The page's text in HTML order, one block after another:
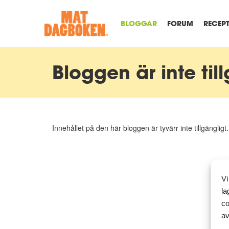
BLOGGAR FORUM RECEPT
Bloggen är inte
Innehållet på den här bloggen är tyvärr inte tillgängligt.